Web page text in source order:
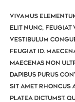
Vivamus
elit nunc, feugiat
Vestibulum
feugiat id.
Maecenas non
dapibus purus
sit amet rhoncus
platea dictumst.